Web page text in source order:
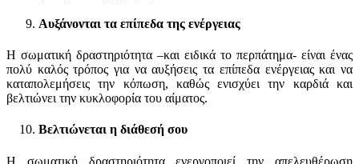
Αυξάνονται τα επίπεδα της ενέργειας
Η σωματική δραστηριότητα –και ειδικά το περπάτημα- είναι ένας
πολύ καλός τρόπος για να αυξήσεις τα επίπεδα ενέργειας και να
καταπολεμήσεις την κόπωση, καθώς ενισχύει την καρδιά και
βελτιώνει την κυκλοφορία του αίματος.
Βελτιώνεται η διάθεσή σου
Η σωματική δραστηριότητα ενεργοποιεί την απελευθέρωση